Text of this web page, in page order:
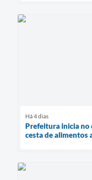
Há 4 dias
Prefeitura inicia no
cesta de alimentos